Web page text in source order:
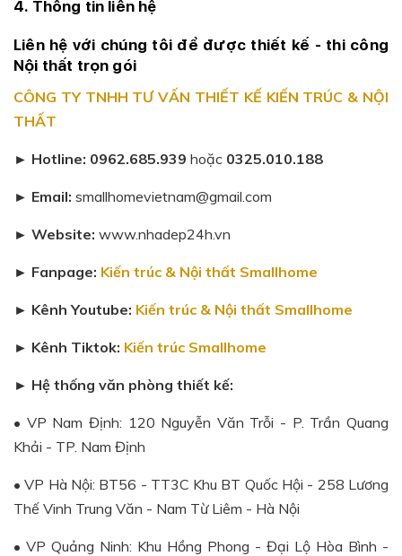
4. Thông tin liên hệ
Liên hệ với chúng tôi để được thiết kế - thi công
Nội thất trọn gói
CÔNG TY TNHH TƯ VẤN THIẾT KẾ KIẾN TRÚC & NỘI
THẤT
► Hotline: 0962.685.939 hoặc 0325.010.188
► Email: smallhomevietnam@gmail.com
► Website: www.nhadep24h.vn
► Fanpage: Kiến trúc & Nội thất Smallhome
► Kênh Youtube: Kiến trúc & Nội thất Smallhome
► Kênh Tiktok: Kiến trúc Smallhome
► Hệ thống văn phòng thiết kế:
• VP Nam Định: 120 Nguyễn Văn Trỗi - P. Trần Quang
Khải - TP. Nam Định
• VP Hà Nội: BT56 - TT3C Khu BT Quốc Hội - 258 Lương
Thế Vinh Trung Văn - Nam Từ Liêm - Hà Nội
• VP Quảng Ninh: Khu Hồng Phong - Đại Lộ Hòa Bình -